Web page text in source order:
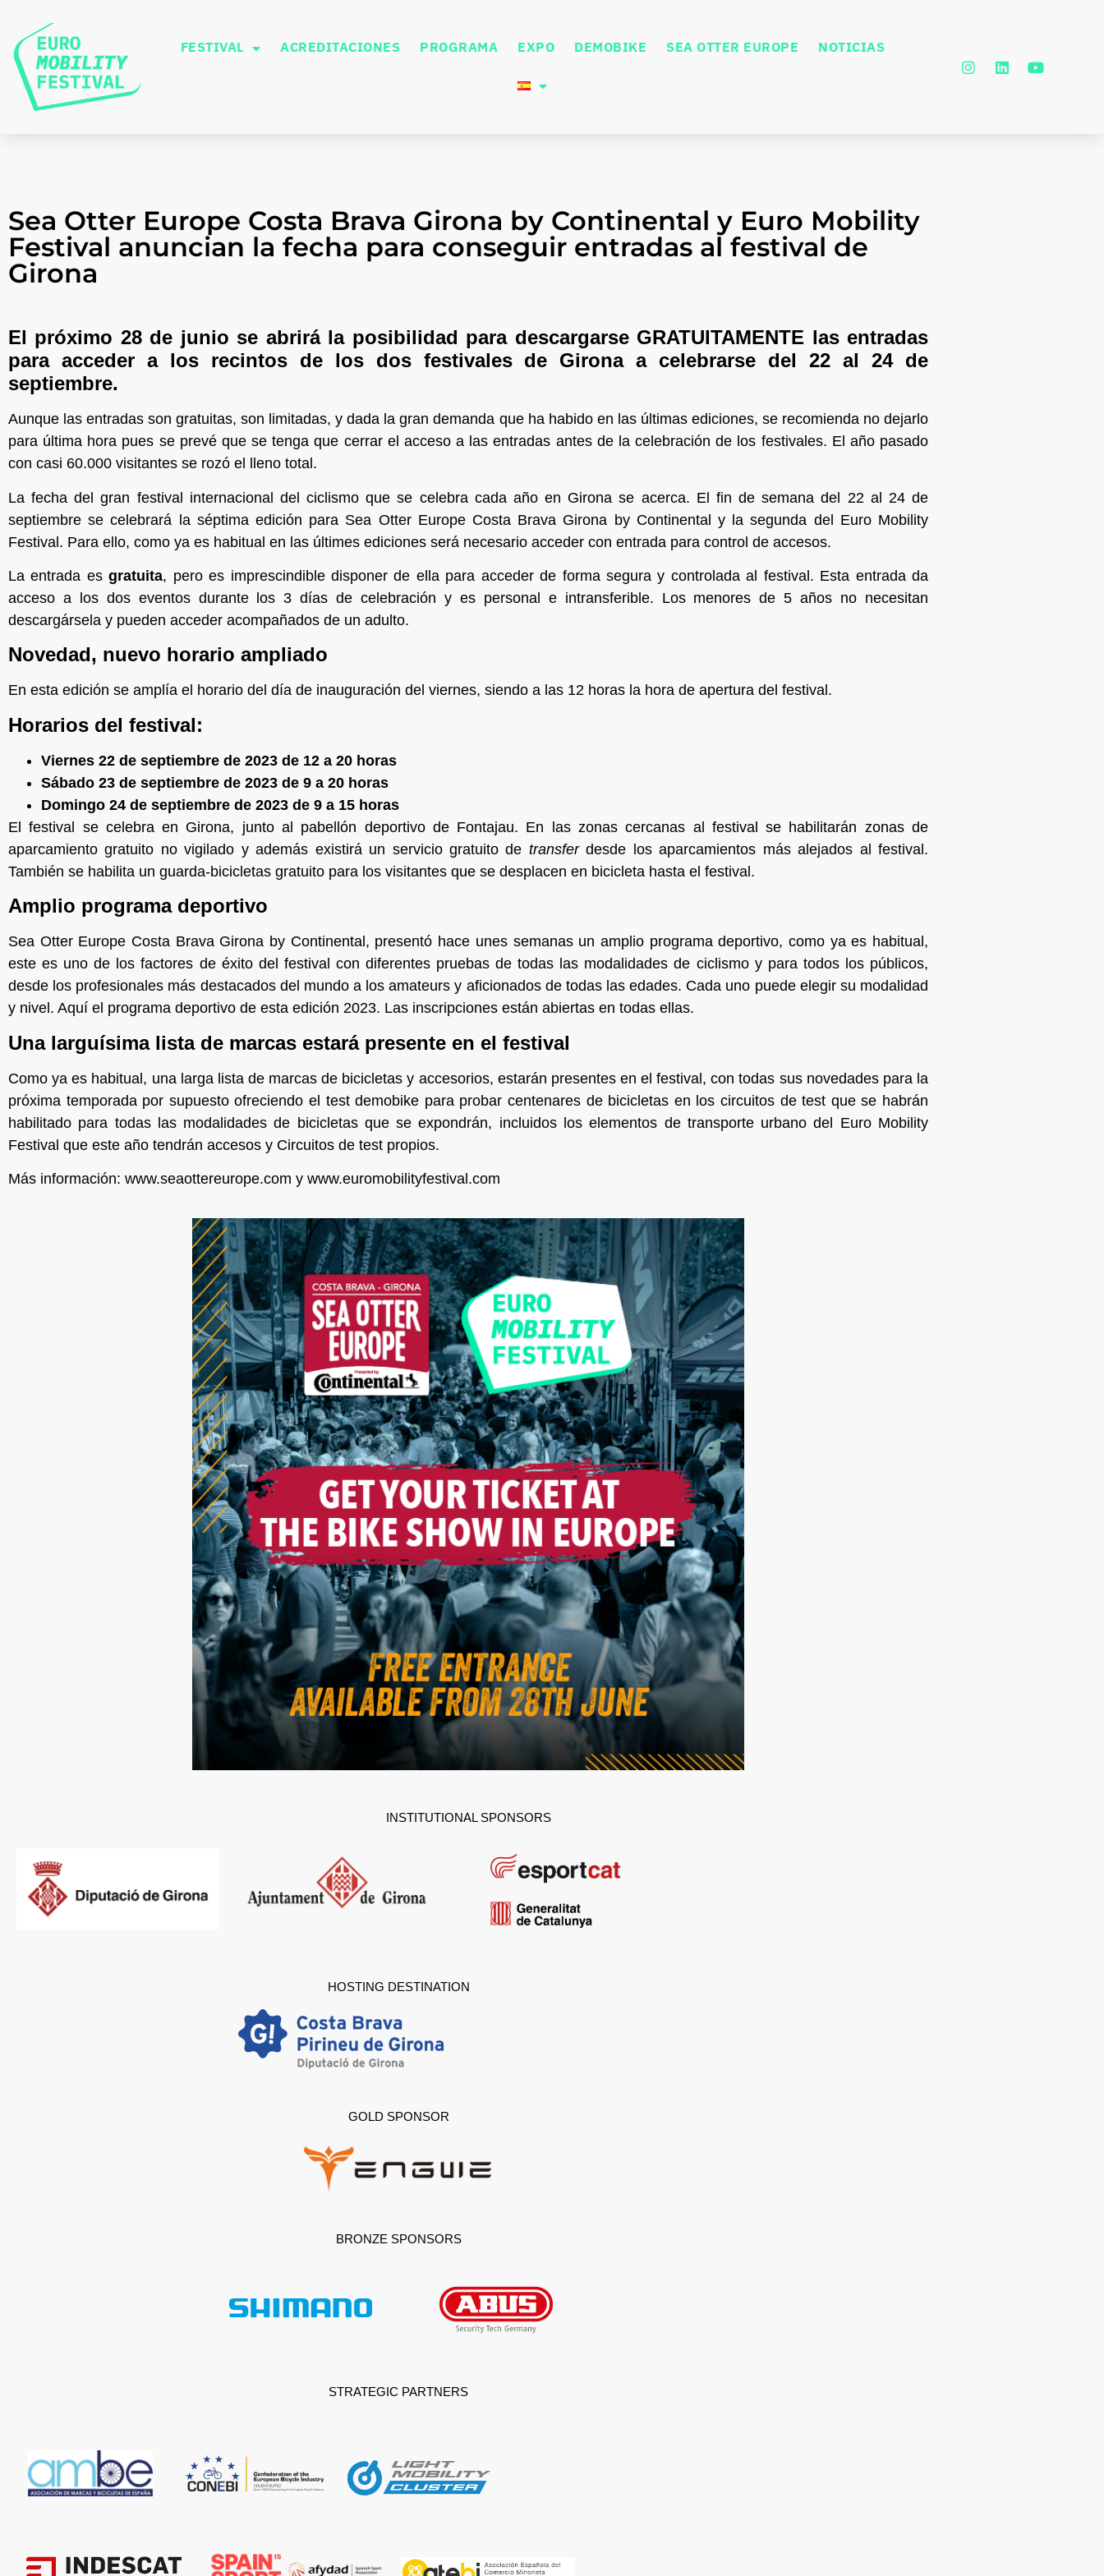
FESTIVAL ACREDITACIONES PROGRAMA EXPO DEMOBIKE SEA OTTER EUROPE NOTICIAS
Sea Otter Europe Costa Brava Girona by Continental y Euro Mobility
Festival anuncian la fecha para conseguir entradas al festival de
Girona
El próximo 28 de junio se abrirá la posibilidad para descargarse GRATUITAMENTE las entradas
para acceder a los recintos de los dos festivales de Girona a celebrarse del 22 al 24 de
septiembre.
Aunque las entradas son gratuitas, son limitadas, y dada la gran demanda que ha habido en las últimas ediciones, se recomienda no dejarlo
para última hora pues se prevé que se tenga que cerrar el acceso a las entradas antes de la celebración de los festivales. El año pasado
con casi 60.000 visitantes se rozó el lleno total.
La fecha del gran festival internacional del ciclismo que se celebra cada año en Girona se acerca. El fin de semana del 22 al 24 de
septiembre se celebrará la séptima edición para Sea Otter Europe Costa Brava Girona by Continental y la segunda del Euro Mobility
Festival. Para ello, como ya es habitual en las últimes ediciones será necesario acceder con entrada para control de accesos.
La entrada esgratuita, pero es imprescindible disponer de ella para acceder de forma segura y controlada al festival. Esta entrada da
acceso a los dos eventos durante los 3 días de celebración y es personal e intransferible. Los menores de 5 años no necesitan
descargársela y pueden acceder acompañados de un adulto.
Novedad, nuevo horario ampliado
En esta edición se amplía el horario del día de inauguración del viernes, siendo a las 12 horas la hora de apertura del festival.
Horarios del festival:
Viernes 22 de septiembre de 2023 de 12 a 20 horas
Sábado 23 de septiembre de 2023 de 9 a 20 horas
Domingo 24 de septiembre de 2023 de 9 a 15 horas
El festival se celebra en Girona, junto al pabellón deportivo de Fontajau. En las zonas cercanas al festival se habilitarán zonas de
aparcamiento gratuito no vigilado y además existirá un servicio gratuito de transferdesde los aparcamientos más alejados al festival.
También se habilita un guarda-bicicletas gratuito para los visitantes que se desplacen en bicicleta hasta el festival.
Amplio programa deportivo
Sea Otter Europe Costa Brava Girona by Continental, presentó hace unes semanas un amplio programa deportivo, como ya es habitual,
este es uno de los factores de éxito del festival con diferentes pruebas de todas las modalidades de ciclismo y para todos los públicos,
desde los profesionales más destacados del mundo a los amateurs y aficionados de todas las edades. Cada uno puede elegir su modalidad
y nivel. Aquí el programa deportivo de esta edición 2023. Las inscripciones están abiertas en todas ellas.
Una larguísima lista de marcas estará presente en el festival
Como ya es habitual, una larga lista de marcas de bicicletas y accesorios, estarán presentes en el festival, con todas sus novedades para la
próxima temporada por supuesto ofreciendo el test demobike para probar centenares de bicicletas en los circuitos de test que se habrán
habilitado para todas las modalidades de bicicletas que se expondrán, incluidos los elementos de transporte urbano del Euro Mobility
Festival que este año tendrán accesos y Circuitos de test propios.
Más información: www.seaottereurope.com y www.euromobilityfestival.com
INSTITUTIONAL SPONSORS
HOSTING DESTINATION
GOLD SPONSOR
BRONZE SPONSORS
STRATEGIC PARTNERS